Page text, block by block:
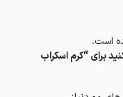
است.
برای “کرم اسکراب